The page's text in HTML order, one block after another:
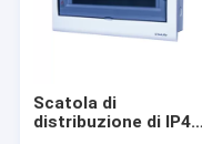
Scatola di
distribuzione di IP40